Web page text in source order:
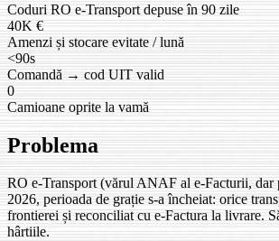
Coduri RO e-Transport depuse în 90 zile
40K €
Amenzi și stocare evitate / lună
<90s
Comandă → cod UIT valid
0
Camioane oprite la vamă
Problema
RO e-Transport (vărul ANAF al e-Facturii, dar
2026, perioada de grație s-a încheiat: orice
frontierei și reconciliat cu e-Factura la livrare.
hârtiile.